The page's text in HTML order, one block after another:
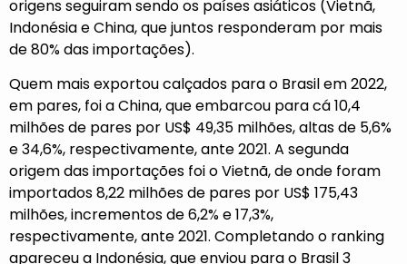
origens seguiram sendo os países asiáticos (Vietnã,
Indonésia e China, que juntos responderam por mais
de 80% das importações).
Quem mais exportou calçados para o Brasil em 2022,
em pares, foi a China, que embarcou para cá 10,4
milhões de pares por US$ 49,35 milhões, altas de 5,6%
e 34,6%, respectivamente, ante 2021. A segunda
origem das importações foi o Vietnã, de onde foram
importados 8,22 milhões de pares por US$ 175,43
milhões, incrementos de 6,2% e 17,3%,
respectivamente, ante 2021. Completando o ranking
apareceu a Indonésia, que enviou para o Brasil 3